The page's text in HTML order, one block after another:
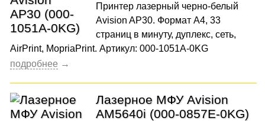
Принтер лазерный черно-белый
Avision AP30. Формат A4, 33
страниц в минуту, дуплекс, сеть,
AirPrint, MopriaPrint. Артикул: 000-1051A-0KG
Лазерное МФУ Avision
AM5640i (000-0857E-0KG)